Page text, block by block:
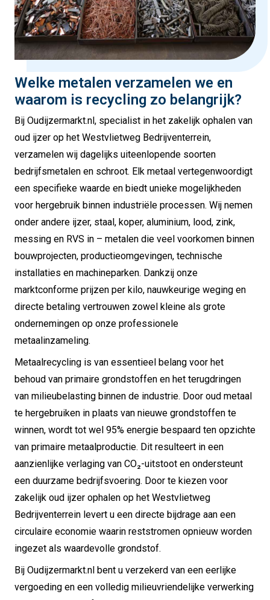
Welke metalen verzamelen we en
waarom is recycling zo belangrijk?
Bij Oudijzermarkt.nl, specialist in het zakelijk ophalen van
oud ijzer op het Westvlietweg Bedrijventerrein,
verzamelen wij dagelijks uiteenlopende soorten
bedrijfsmetalen en schroot. Elk metaal vertegenwoordigt
een specifieke waarde en biedt unieke mogelijkheden
voor hergebruik binnen industriële processen. Wij nemen
onder andere ijzer, staal, koper, aluminium, lood, zink,
messing en RVS in – metalen die veel voorkomen binnen
bouwprojecten, productieomgevingen, technische
installaties en machineparken. Dankzij onze
marktconforme prijzen per kilo, nauwkeurige weging en
directe betaling vertrouwen zowel kleine als grote
ondernemingen op onze professionele
metaalinzameling.
Metaalrecycling is van essentieel belang voor het
behoud van primaire grondstoffen en het terugdringen
van milieubelasting binnen de industrie. Door oud metaal
te hergebruiken in plaats van nieuwe grondstoffen te
winnen, wordt tot wel 95% energie bespaard ten opzichte
van primaire metaalproductie. Dit resulteert in een
aanzienlijke verlaging van CO₂-uitstoot en ondersteunt
een duurzame bedrijfsvoering. Door te kiezen voor
zakelijk oud ijzer ophalen op het Westvlietweg
Bedrijventerrein levert u een directe bijdrage aan een
circulaire economie waarin reststromen opnieuw worden
ingezet als waardevolle grondstof.
Bij Oudijzermarkt.nl bent u verzekerd van een eerlijke
vergoeding en een volledig milieuvriendelijke verwerking